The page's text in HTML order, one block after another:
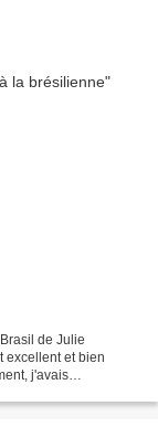
de Julie
excellent et bien
j'avais